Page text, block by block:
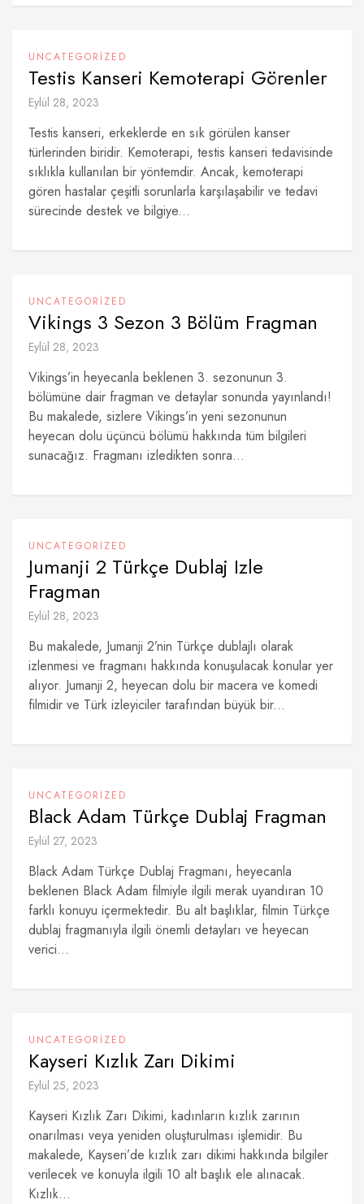
UNCATEGORIZED
Testis Kanseri Kemoterapi Görenler
Eylül 28, 2023
Testis kanseri, erkeklerde en sık görülen kanser
türlerinden biridir. Kemoterapi, testis kanseri tedavisinde
sıklıkla kullanılan bir yöntemdir. Ancak, kemoterapi
gören hastalar çeşitli sorunlarla karşılaşabilir ve tedavi
sürecinde destek ve bilgiye...
UNCATEGORIZED
Vikings 3 Sezon 3 Bölüm Fragman
Eylül 28, 2023
Vikings’in heyecanla beklenen 3. sezonunun 3.
bölümüne dair fragman ve detaylar sonunda yayınlandı!
Bu makalede, sizlere Vikings’in yeni sezonunun
heyecan dolu üçüncü bölümü hakkında tüm bilgileri
sunacağız. Fragmanı izledikten sonra...
UNCATEGORIZED
Jumanji 2 Türkçe Dublaj Izle
Fragman
Eylül 28, 2023
Bu makalede, Jumanji 2’nin Türkçe dublajlı olarak
izlenmesi ve fragmanı hakkında konuşulacak konular yer
alıyor. Jumanji 2, heyecan dolu bir macera ve komedi
filmidir ve Türk izleyiciler tarafından büyük bir...
UNCATEGORIZED
Black Adam Türkçe Dublaj Fragman
Eylül 27, 2023
Black Adam Türkçe Dublaj Fragmanı, heyecanla
beklenen Black Adam filmiyle ilgili merak uyandıran 10
farklı konuyu içermektedir. Bu alt başlıklar, filmin Türkçe
dublaj fragmanıyla ilgili önemli detayları ve heyecan
verici...
UNCATEGORIZED
Kayseri Kızlık Zarı Dikimi
Eylül 25, 2023
Kayseri Kızlık Zarı Dikimi, kadınların kızlık zarının
onarılması veya yeniden oluşturulması işlemidir. Bu
makalede, Kayseri’de kızlık zarı dikimi hakkında bilgiler
verilecek ve konuyla ilgili 10 alt başlık ele alınacak.
Kızlık...